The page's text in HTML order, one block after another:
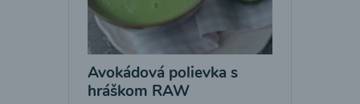
Avokádová polievka s
hráškom RAW